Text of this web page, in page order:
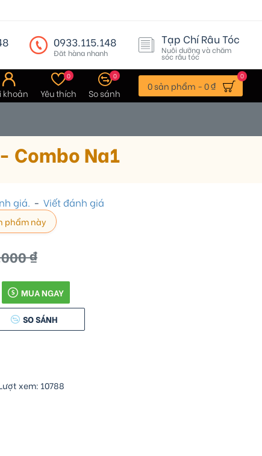
0933.115.148
Đặt hàng nhanh
Tạp Chí Râu Tóc
Nuôi dưỡng và chăm
sóc râu tóc
khoản Yêu thích
0
So sánh
0
0 sản phẩm - 0 ₫
0
Combo Na1
xem: 10788
giá. - Viết đánh giá
phẩm này
₫
MUA NGAY
SO SÁNH